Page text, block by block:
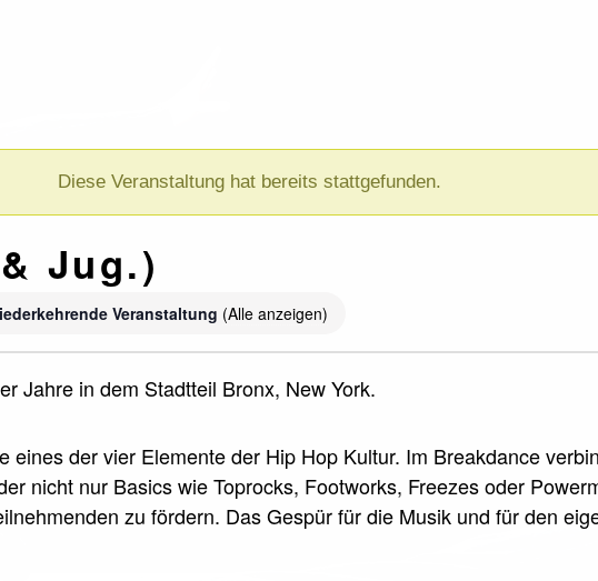
Diese Veranstaltung hat bereits stattgefunden.
Jug.)
Veranstaltung (Alle anzeigen)
Jahre in dem Stadtteil Bronx, New York.
eines der vier Elemente der Hip Hop Kultur. Im Breakdance
nicht nur Basics wie Toprocks, Footworks, Freezes oder
zu fördern. Das Gespür für die Musik und für den